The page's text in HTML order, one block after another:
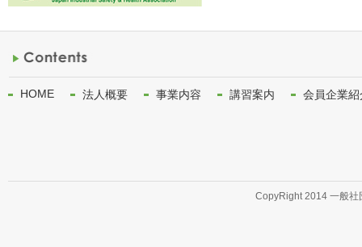
HOME 法人概要 事業内容 講習案内 会員企業紹
CopyRight 2014 一般